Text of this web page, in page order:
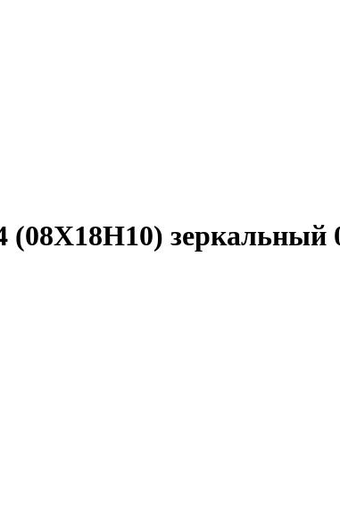
зеркальный